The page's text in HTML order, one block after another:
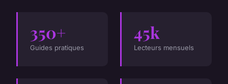
350+
Guides pratiques
45k
Lecteurs mensuels